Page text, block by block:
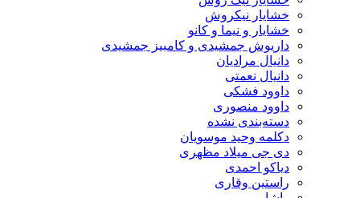
خشایار نیکروش
خشایار و نیما و کانو
داریوش جمشیدی و کامبیز جمشیدی
دانیال مرادیان
دانیال نعمتی
داوود فشکی
داوود منصوری
دسته‌بندی نشده
دکلمه وحید موسویان
دی جی میلاد مظهری
دیاکو احمدی
راستین وقاری